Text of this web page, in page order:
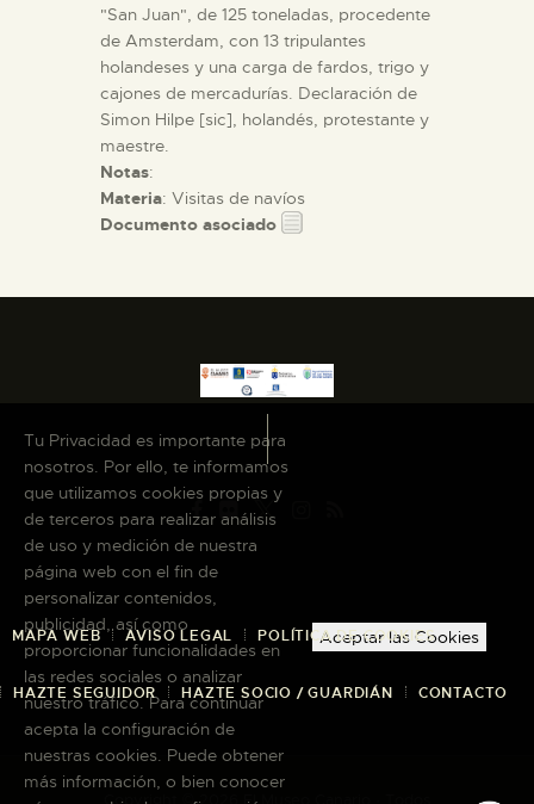
"San Juan", de 125 toneladas, procedente
de Amsterdam, con 13 tripulantes
holandeses y una carga de fardos, trigo y
cajones de mercadurías. Declaración de
Simon Hilpe [sic], holandés, protestante y
maestre.
Notas:
Materia: Visitas de navíos
Documento asociado
MAPA WEB AVISO LEGAL POLÍTICA DE COOKIES
HAZTE SEGUIDOR HAZTE SOCIO / GUARDIÁN CONTACTO
Copyright © 2026 El Museo Canario · Todos
Tu Privacidad es importante para
nosotros. Por ello, te informamos
que utilizamos cookies propias y
de terceros para realizar análisis
de uso y medición de nuestra
página web con el fin de
personalizar contenidos,
publicidad, así como
proporcionar funcionalidades en
las redes sociales o analizar
nuestro tráfico. Para continuar
acepta la configuración de
nuestras cookies. Puede obtener
más información, o bien conocer
Aceptar las Cookies